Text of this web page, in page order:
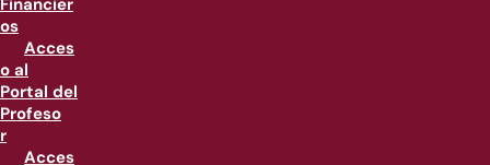
Financier
os
Acces
o al
Portal del
Profeso
r
Acces